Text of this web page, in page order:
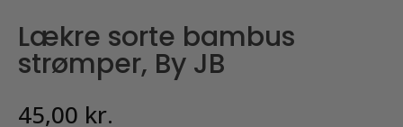
Lækre sorte bambus
strømper, By JB
45,00 kr.